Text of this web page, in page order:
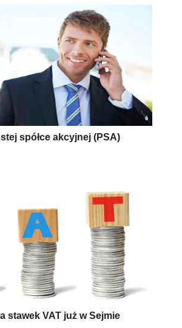
spółce akcyjnej (PSA)
stawek VAT już w Sejmie